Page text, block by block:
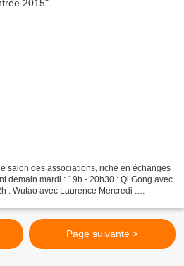
salon des associations, riche en échanges
demain mardi : 19h - 20h30 : Qi Gong avec
: Wutao avec Laurence Mercredi :
Page suivante >